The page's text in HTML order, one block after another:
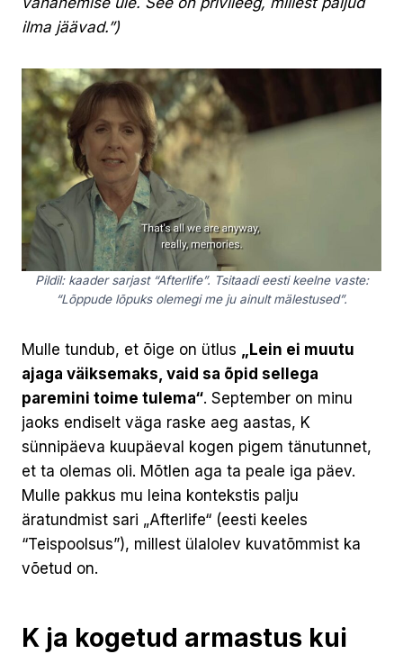
ilma jäävad.”)
Pildil: kaader sarjast “Afterlife”. Tsitaadi eesti keelne vaste:
“Lõppude lõpuks olemegi me ju ainult mälestused”.
Mulle tundub, et õige on ütlus
„Lein ei muutu
ajaga väiksemaks, vaid sa õpid sellega
paremini toime tulema“. September on minu
jaoks endiselt väga raske aeg aastas, K
sünnipäeva kuupäeval kogen pigem tänutunnet,
et ta olemas oli. Mõtlen aga ta peale iga päev.
Mulle pakkus mu leina kontekstis palju
äratundmist sari „Afterlife“ (eesti keeles
“Teispoolsus”), millest ülalolev kuvatõmmist ka
võetud on.
K ja kogetud armastus kui